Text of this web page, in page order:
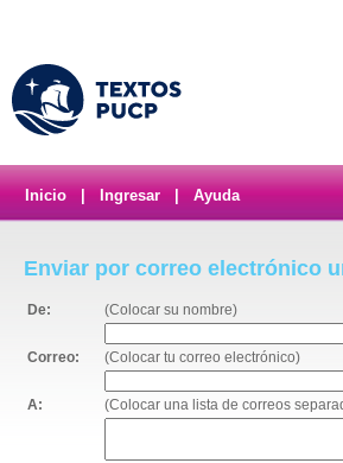
Inicio Ingresar Ayuda
Enviar por correo electrónico
De: (Colocar su nombre)
Correo: (Colocar tu correo electrónico)
A: (Colocar una lista de correos